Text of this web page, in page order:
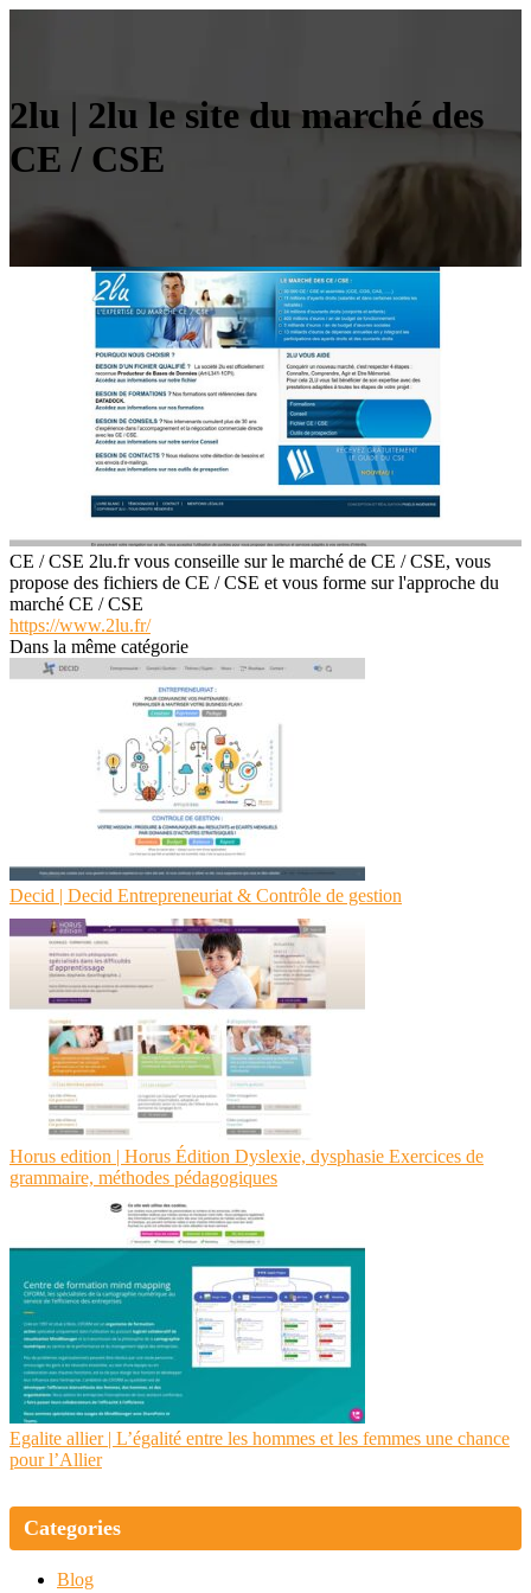
2lu | 2lu le site du marché des
CE / CSE
CE / CSE 2lu.fr vous conseille sur le marché de CE / CSE, vous
propose des fichiers de CE / CSE et vous forme sur l'approche du
marché CE / CSE
https://www.2lu.fr/
Dans la même catégorie
Decid | Decid Entrep­reneu­riat & Contrôle de gestion
Horus edition | Horus Édition Dyslexie, dysphasie Exercices de
grammaire, méthodes pédagogi­ques
Egalite allier | L’égalité entre les hommes et les femmes une chance
pour l’Allier
Categories
Blog